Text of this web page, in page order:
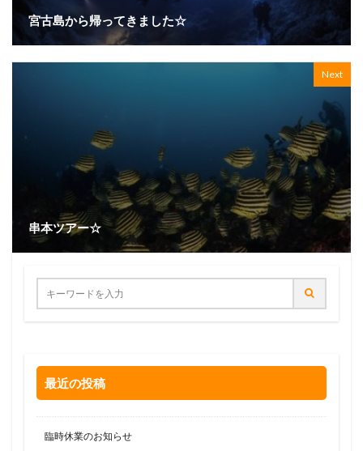
宮古島から帰ってきました☆
Next
串本ツアー☆
最近の投稿
臨時休業のお知らせ